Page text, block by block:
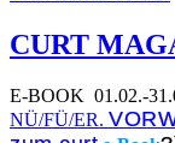
CURT
E-BOOK 01.02.-
NÜ/FÜ/ER.